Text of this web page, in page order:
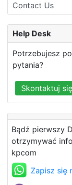
Contact Us
Help Desk
Potrzebujesz
pytania?
Skontaktuj
Bądź pierwszy
otrzymywać
kpcom
Zapisz się